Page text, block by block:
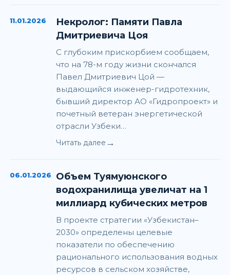
11.01.2026
Некролог: Памяти Павла
Дмитриевича Цоя
С глубоким прискорбием сообщаем,
что на 78-м году жизни скончался
Павел Дмитриевич Цой —
выдающийся инженер-гидротехник,
бывший директор АО «Гидропроект» и
почетный ветеран энергетической
отрасли Узбеки…
Читать далее →
06.01.2026
Объем Туямуюнского
водохранилища увеличат на 1
миллиард кубических метров
В проекте стратегии «Узбекистан–
2030» определены целевые
показатели по обеспечению
рационального использования водных
ресурсов в сельском хозяйстве,